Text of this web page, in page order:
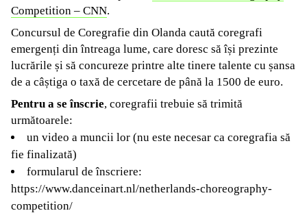
Competition – CNN.
Concursul de Coregrafie din Olanda caută coregrafi
emergenți din întreaga lume, care doresc să își prezinte
lucrările și să concureze printre alte tinere talente cu șansa
de a câștiga o taxă de cercetare de până la 1500 de euro.
Pentru a se înscrie, coregrafii trebuie să trimită
următoarele:
un video a muncii lor (nu este necesar ca coregrafia să
fie finalizată)
formularul de înscriere:
https://www.danceinart.nl/netherlands-choreography-
competition/